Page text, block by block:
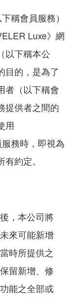
稱會員服務）
Luxe》網
以下稱本公
目的，是為了
者（以下稱會
提供者之間的
用
務時，即視為
約定。
，本公司將
來可能新增
時所提供之
留新增、修
能之全部或